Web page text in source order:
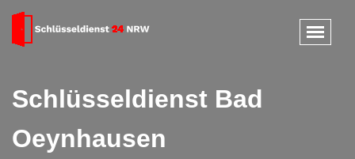
Schlüsseldienst Bad
Oeynhausen